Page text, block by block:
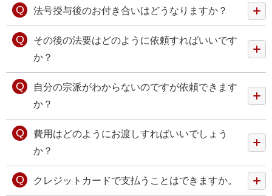
法号授与後のお付き合いはどうなりますか？
その後の法要はどのように依頼すればいいです
か？
自分の宗派がわからないのですが依頼できます
か？
費用はどのようにお渡しすればいいでしょう
か？
クレジットカードで支払うことはできますか。